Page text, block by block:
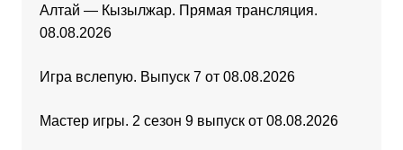
Алтай — Кызылжар. Прямая трансляция.
08.08.2026
Игра вслепую. Выпуск 7 от 08.08.2026
Мастер игры. 2 сезон 9 выпуск от 08.08.2026